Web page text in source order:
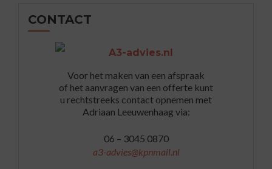
CONTACT
Voor het maken van een afspraak
of het aanvragen van een offerte kunt
u rechtstreeks contact opnemen met
Adriaan Leeuwenhaag via:
06 – 3045 0870
a3-advies@kpnmail.nl